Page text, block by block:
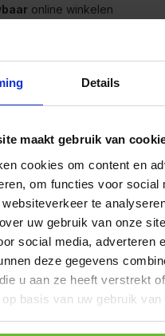
Details
maakt gebruik van
cookies om content en
om functies voor social
te
uw gebruik van onze
social media, adverteren
deze gegevens
u aan ze heeft verstrekt
basis van uw gebruik
online winkelen
0/10
met 36
€16,95
Totaal:€16,95
we je helpen?